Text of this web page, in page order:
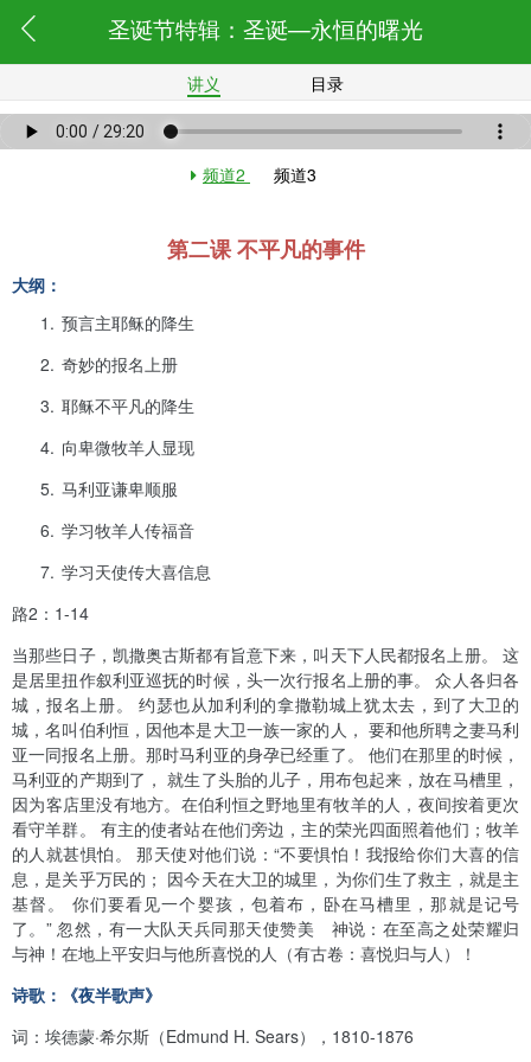
圣诞节特辑：圣诞—永恒的曙光
讲义 目录
频道2 频道3
第二课 不平凡的事件
大纲：
1. 预言主耶稣的降生
2. 奇妙的报名上册
3. 耶稣不平凡的降生
4. 向卑微牧羊人显现
5. 马利亚谦卑顺服
6. 学习牧羊人传福音
7. 学习天使传大喜信息
路2 ： 1-14
当那些日子，凯撒奥古斯都有旨意下来，叫天下人民都报名上册。 这
是居里扭作叙利亚巡抚的时候，头一次行报名上册的事。 众人各归各
城，报名上册。 约瑟也从加利利的拿撒勒城上犹太去，到了大卫的
城，名叫伯利恒，因他本是大卫一族一家的人， 要和他所聘之妻马利
亚一同报名上册。那时马利亚的身孕已经重了。 他们在那里的时候，
马利亚的产期到了， 就生了头胎的儿子，用布包起来，放在马槽里，
因为客店里没有地方。在伯利恒之野地里有牧羊的人，夜间按着更次
看守羊群。 有主的使者站在他们旁边，主的荣光四面照着他们；牧羊
的人就甚惧怕。 那天使对他们说：“不要惧怕！我报给你们大喜的信
息，是关乎万民的； 因今天在大卫的城里，为你们生了救主，就是主
基督。 你们要看见一个婴孩，包着布，卧在马槽里，那就是记号
了。” 忽然，有一大队天兵同那天使赞美 神说：在至高之处荣耀归
与神！在地上平安归与他所喜悦的人（有古卷：喜悦归与人）！
诗歌：《夜半歌声》
词：埃德蒙·希尔斯（Edmund H. Sears）， 1810-1876